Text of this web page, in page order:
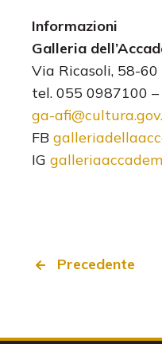
Informazioni
Galleria
Via Ricasoli, 58-60
tel. 055 0987100
ga-
FB
IG
Precedente